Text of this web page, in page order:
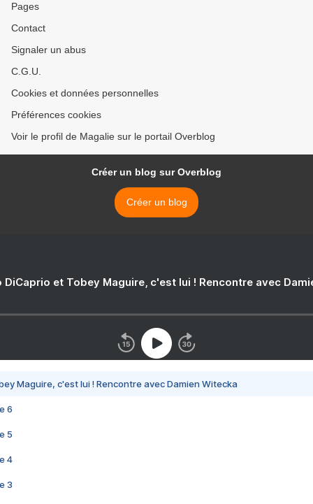
Pages
Contact
Signaler un abus
C.G.U.
Cookies et données personnelles
Préférences cookies
Voir le profil de Magalie sur le portail Overblog
Créer un blog sur Overblog
Créer un blog
DiCaprio et Tobey Maguire, c'est lui ! Rencontre avec
Maguire, c'est lui ! Rencontre avec Damien Witecka
6
5
4
3